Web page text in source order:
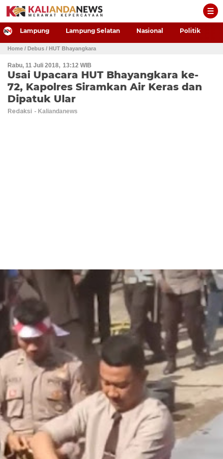
-->
Lampung Lampung Selatan Nasional Politik
Home / Debus / HUT Bhayangkara
Rabu, 11 Juli 2018 13:12 WIB
Usai Upacara HUT Bhayangkara ke-
72, Kapolres Siramkan Air Keras dan
Dipatuk Ular
Redaksi